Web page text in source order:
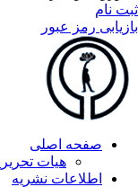
نام
رمز عبور
صفحه اصلی
هیات تحریریه
اطلاعات نشریه